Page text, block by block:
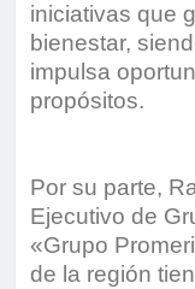
iniciativas que
bienestar,
impulsa
propósitos.
Por su parte,
Ejecutivo de
«Grupo
de la región